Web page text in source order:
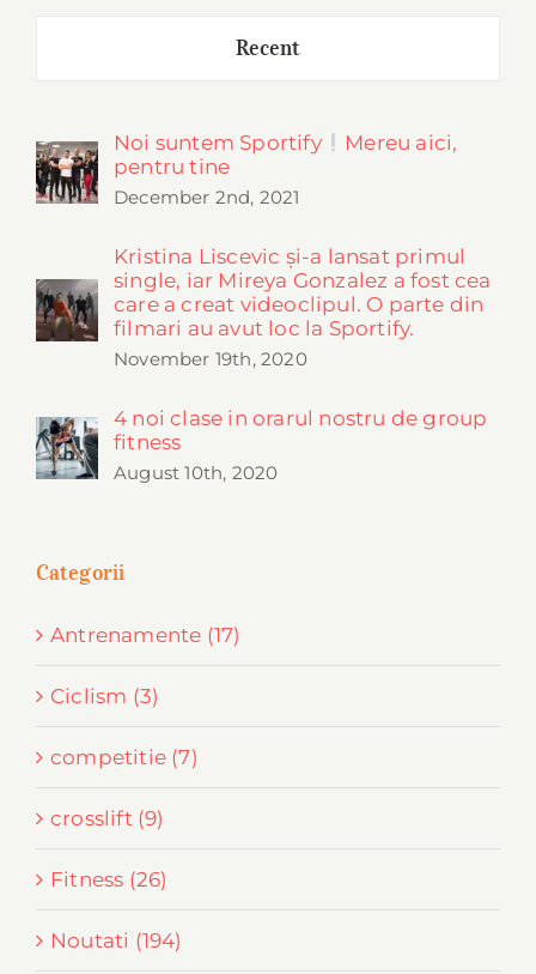
Recent
Noi suntem Sportify
Mereu aici,
pentru tine
December 2nd, 2021
Kristina Liscevic și-a lansat primul
single, iar Mireya Gonzalez a fost cea
care a creat videoclipul. O parte din
filmari au avut loc la Sportify.
November 19th, 2020
4 noi clase in orarul nostru de group
fitness
August 10th, 2020
Categorii
Antrenamente (17)
Ciclism (3)
competitie (7)
crosslift (9)
Fitness (26)
Noutati (194)